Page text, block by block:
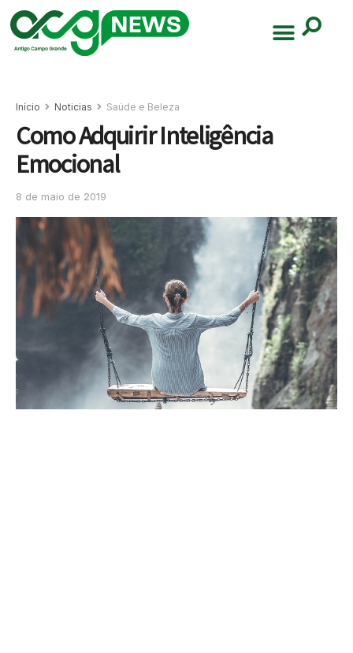
Início Noticias Saúde e Beleza
Como Adquirir Inteligência
Emocional
8 de maio de 2019